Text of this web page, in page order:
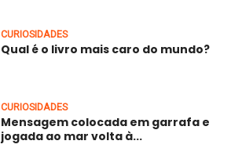
CURIOSIDADES
Qual é o livro mais caro do mundo?
CURIOSIDADES
Mensagem colocada em garrafa e
jogada ao mar volta à...